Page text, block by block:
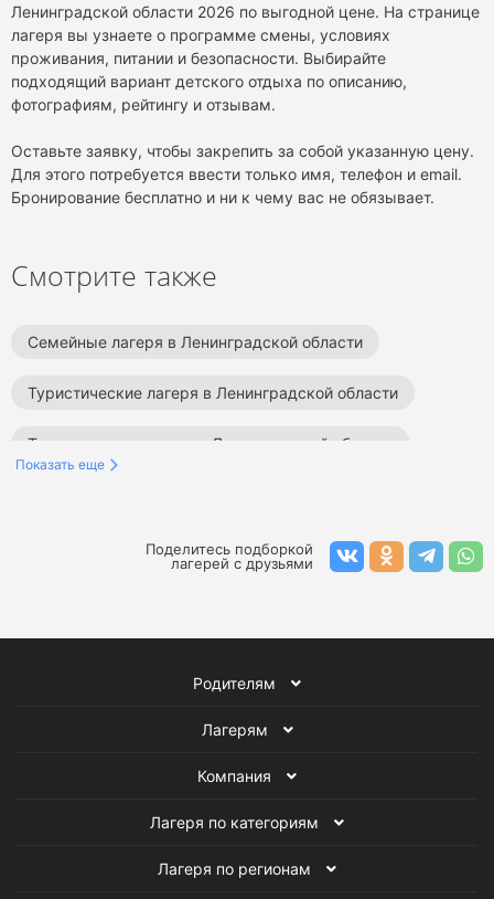
Ленинградской области 2026 по выгодной цене. На странице
лагеря вы узнаете о программе смены, условиях
проживания, питании и безопасности. Выбирайте
подходящий вариант детского отдыха по описанию,
фотографиям, рейтингу и отзывам.
Оставьте заявку, чтобы закрепить за собой указанную цену.
Для этого потребуется ввести только имя, телефон и email.
Бронирование бесплатно и ни к чему вас не обязывает.
Смотрите также
Семейные лагеря в Ленинградской области
Туристические лагеря в Ленинградской области
Танцевальные лагеря в Ленинградской области
Художественные лагеря в Ленинградской области
Лагеря в Ленинградской области
Показать еще
Поделитесь подборкой
лагерей с друзьями
Родителям
Лагерям
Компания
Лагеря по категориям
Лагеря по регионам